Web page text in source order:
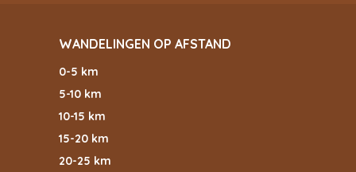
WANDELINGEN OP AFSTAND
0-5 km
5-10 km
10-15 km
15-20 km
20-25 km